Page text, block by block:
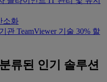
소화
관 TeamViewer 기술 30% 할
류된 인기 솔루션